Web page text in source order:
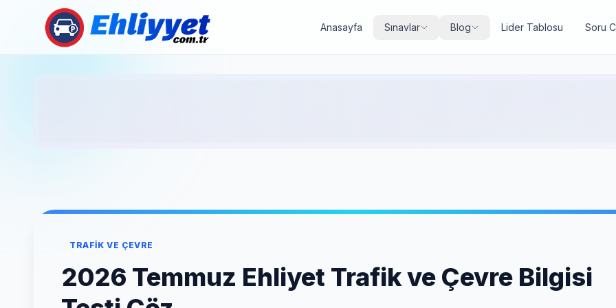
Anasayfa Sınavlar Blog Lider Tablosu Soru
TRAFIK VE ÇEVRE
2026 Temmuz Ehliyet Trafik ve Çevre Bilgisi